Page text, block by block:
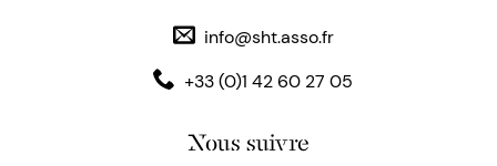
info@sht.asso.fr
+33 (0)1 42 60 27 05
Nous suivre